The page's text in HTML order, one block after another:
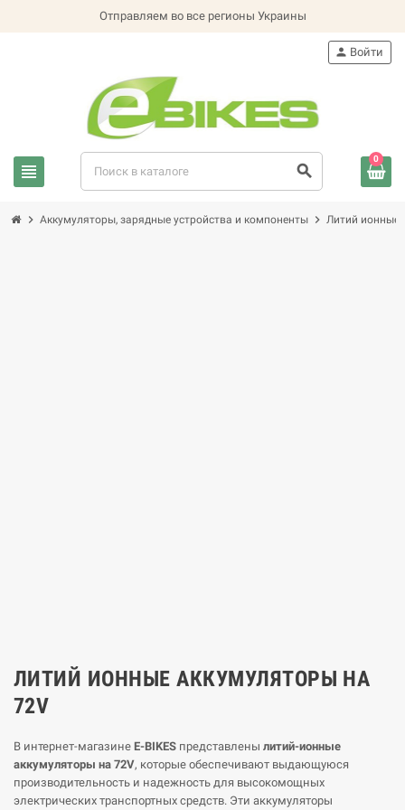
Отправляем во все регионы Украины
view_headline search
person Войти
0
chevron_right Аккумуляторы, зарядные устройства и компоненты chevron_right Литий ионные
ЛИТИЙ ИОННЫЕ АККУМУЛЯТОРЫ НА
72V
В интернет-магазине E-BIKES представлены литий-ионные
аккумуляторы на 72V, которые обеспечивают выдающуюся
производительность и надежность для высокомощных
электрических транспортных средств. Эти аккумуляторы